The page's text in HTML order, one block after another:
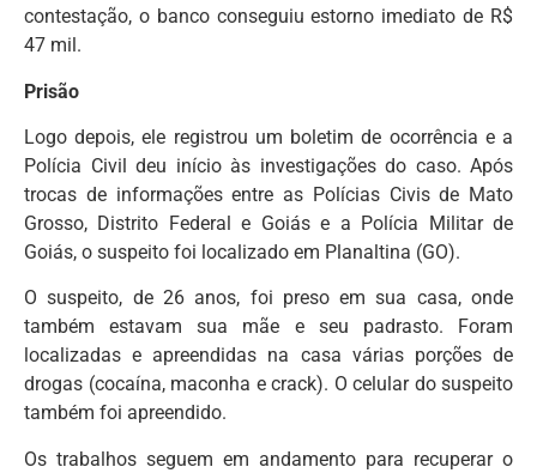
contestação, o banco conseguiu estorno imediato de R$
47 mil.
Prisão
Logo depois, ele registrou um boletim de ocorrência e a
Polícia Civil deu início às investigações do caso. Após
trocas de informações entre as Polícias Civis de Mato
Grosso, Distrito Federal e Goiás e a Polícia Militar de
Goiás, o suspeito foi localizado em Planaltina (GO).
O suspeito, de 26 anos, foi preso em sua casa, onde
também estavam sua mãe e seu padrasto. Foram
localizadas e apreendidas na casa várias porções de
drogas (cocaína, maconha e crack). O celular do suspeito
também foi apreendido.
Os trabalhos seguem em andamento para recuperar o